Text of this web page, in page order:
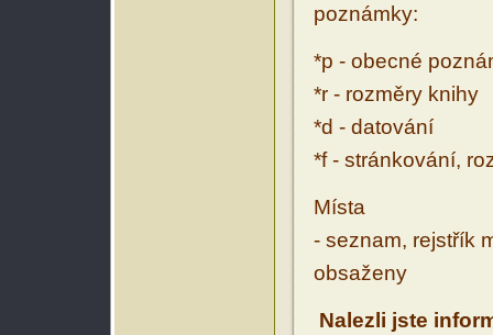
poznámky:
*p - obecné
*r - rozměry knihy
*d - datování
*f - stránkování,
Místa
- seznam, rejstřík
obsaženy
Nalezli jste